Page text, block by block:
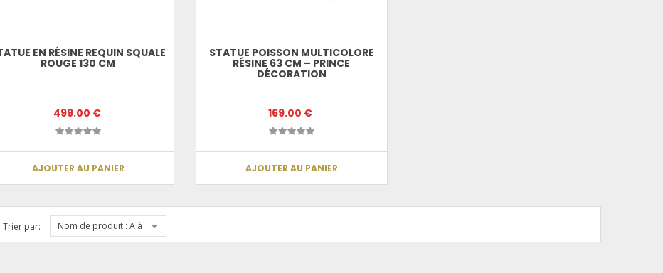
EN RÉSINE REQUIN SQUALE
ROUGE 130 CM
499.00 €
AJOUTER AU PANIER
STATUE POISSON MULTICOLORE
RÉSINE 63 CM – PRINCE
DÉCORATION
169.00 €
AJOUTER AU PANIER
Trier par: Nom de produit : A à Z